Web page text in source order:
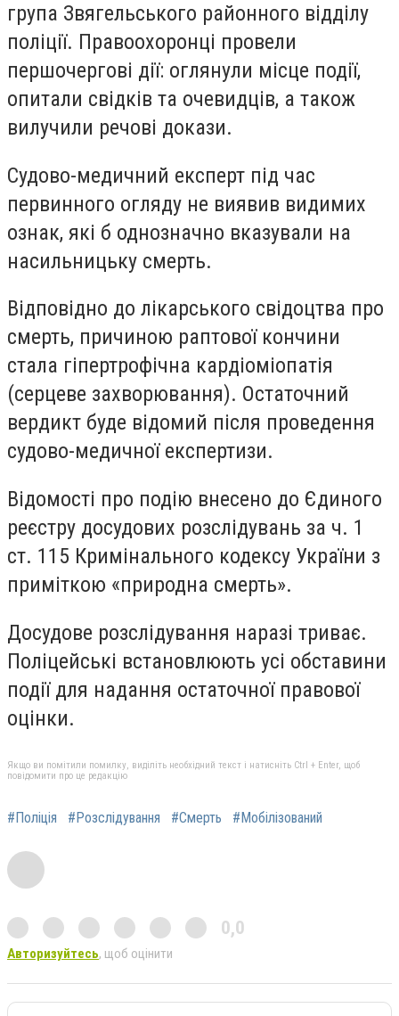
група Звягельського районного відділу
поліції. Правоохоронці провели
першочергові дії: оглянули місце події,
опитали свідків та очевидців, а також
вилучили речові докази.
Судово-медичний експерт під час
первинного огляду не виявив видимих
ознак, які б однозначно вказували на
насильницьку смерть.
Відповідно до лікарського свідоцтва про
смерть, причиною раптової кончини
стала гіпертрофічна кардіоміопатія
(серцеве захворювання). Остаточний
вердикт буде відомий після проведення
судово-медичної експертизи.
Відомості про подію внесено до Єдиного
реєстру досудових розслідувань за ч. 1
ст. 115 Кримінального кодексу України з
приміткою «природна смерть».
Досудове розслідування наразі триває.
Поліцейські встановлюють усі обставини
події для надання остаточної правової
оцінки.
Якщо ви помітили помилку, виділіть необхідний текст і натисніть Ctrl + Enter, щоб
повідомити про це редакцію
#Поліція #Розслідування #Смерть #Мобілізований
0,0
Авторизуйтесь, щоб оцінити